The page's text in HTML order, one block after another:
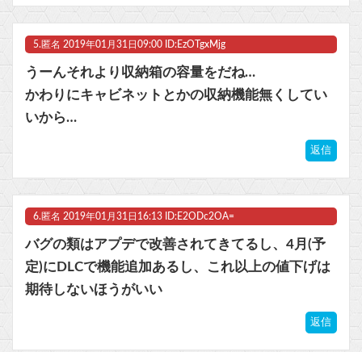
5. 匿名 2019年01月31日09:00 ID:EzOTgxMjg
うーんそれより収納箱の容量をだね…
かわりにキャビネットとかの収納機能無くしてい
いから…
返信
6. 匿名 2019年01月31日16:13 ID:E2ODc2OA=
バグの類はアプデで改善されてきてるし、4月(予
定)にDLCで機能追加あるし、これ以上の値下げは
期待しないほうがいい
返信